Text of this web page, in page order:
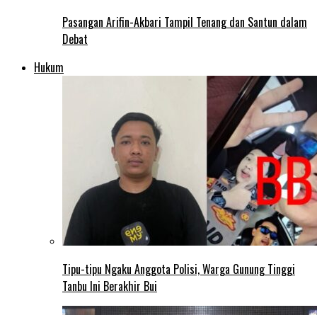
Pasangan Arifin-Akbari Tampil Tenang dan Santun dalam
Debat
Hukum
Tipu-tipu Ngaku Anggota Polisi, Warga Gunung Tinggi
Tanbu Ini Berakhir Bui